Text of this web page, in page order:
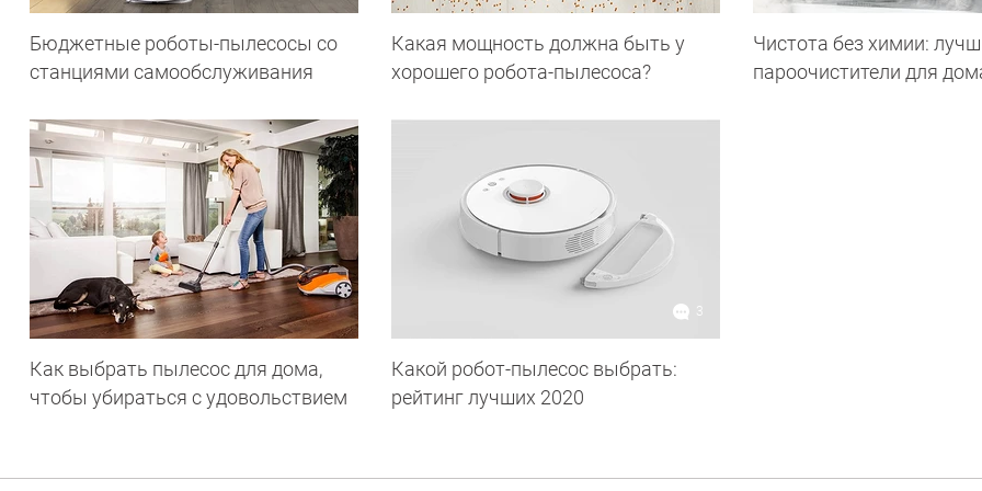
Бюджетные роботы-пылесосы со
станциями самообслуживания
Какая мощность должна быть у
хорошего робота-пылесоса?
Чистота без химии:
пароочистители для
Как выбрать пылесос для дома,
чтобы убираться с удовольствием
3
Какой робот-пылесос выбрать:
рейтинг лучших 2020